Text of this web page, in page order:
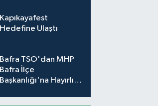
Kapıkayafest
Hedefine Ulaştı
Bafra TSO'dan MHP
Bafra İlçe
Başkanlığı'na Hayırlı